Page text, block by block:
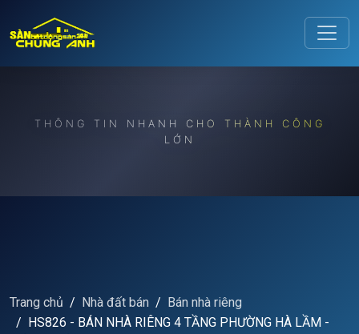
THÔNG TIN NHANH CHO THÀNH CÔNG
LỚN
Trang chủ Nhà đất bán
Bán nhà riêng
HS826 - BÁN NHÀ RIÊNG 4 TẦNG PHƯỜNG HÀ LẦM -